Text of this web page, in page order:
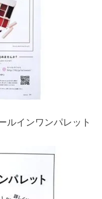
ルインワンパレット